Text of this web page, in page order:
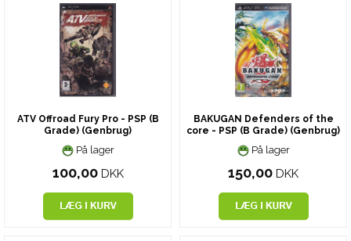
ATV Offroad Fury Pro - PSP (B
Grade) (Genbrug)
På lager
100,00 DKK
BAKUGAN Defenders of the
core - PSP (B Grade) (Genbrug)
På lager
150,00 DKK